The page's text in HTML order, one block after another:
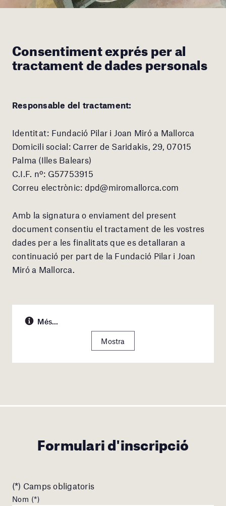
Consentiment exprés per al
tractament de dades personals
Responsable del tractament:
Identitat: Fundació Pilar i Joan Miró a Mallorca
Domicili social: Carrer de Saridakis, 29, 07015
Palma (Illes Balears)
C.I.F. nº: G57753915
Correu electrònic: dpd@miromallorca.com
Amb la signatura o enviament del present
document consentiu el tractament de les vostres
dades per a les finalitats que es detallaran a
continuació per part de la Fundació Pilar i Joan
Miró a Mallorca.
Més...
Mostra
Formulari d'inscripció
(*) Camps obligatoris
Nom (*)